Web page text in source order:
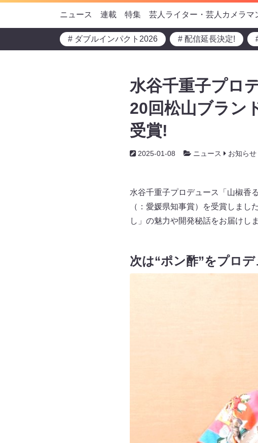
ニュース 連載 特集 芸人ライター・芸人カメラマ
# ダブルインパクト2026 # 配信延長決定!
水谷千重子プロ
20回松山ブラン
受賞!
2025-01-08 ニュース お知らせ
水谷千重子プロデュース「山椒香
（：愛媛県知事賞）を受賞しま
し」の魅力や開発秘話をお届けしま
次は“ポン酢”をプロ